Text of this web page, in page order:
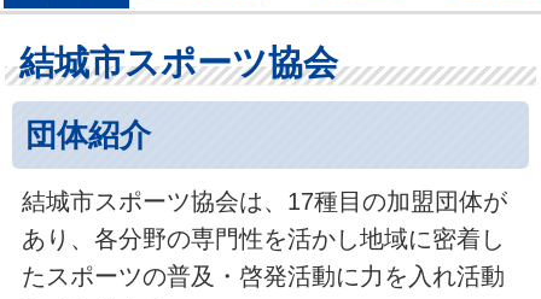
結城市スポーツ協会
団体紹介
結城市スポーツ協会は、17種目の加盟団体が
あり、各分野の専門性を活かし地域に密着し
たスポーツの普及・啓発活動に力を入れ活動